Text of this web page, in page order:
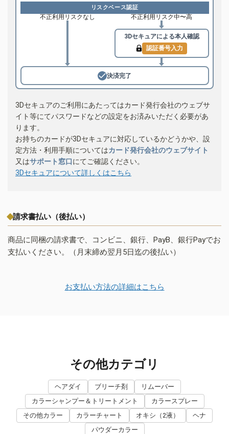
リスクベース認証
不正利用リスクなし 不正利用リスク中〜高
3Dセキュアによる本人確認
認証番号入力
決済完了
3Dセキュアのご利用にあたってはカード発行会社のウェブサ
イト等にてパスワードなどの設定をお済みいただく必要があ
ります。
お持ちのカードが3Dセキュアに対応しているかどうかや、設
定方法・利用手順についてはカード発行会社のウェブサイト
又はサポート窓口にてご確認ください。
3Dセキュアについて詳しくはこちら
請求書払い（後払い）
商品に同梱の請求書で、コンビニ、銀行、PayB、銀行Payでお
支払いください。（月末締め翌月5日迄の後払い）
お支払い方法の詳細はこちら
その他カテゴリ
ヘアダイ ブリーチ剤
リムーバー
カラーシャンプー＆トリートメント
カラースプレー
その他カラー
カラーチャート オキシ（2液）
ヘナ
パウダーカラー